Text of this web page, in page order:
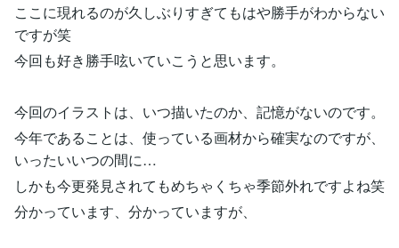
ここに現れるのが久しぶりすぎてもはや勝手がわからない
ですが笑
今回も好き勝手呟いていこうと思います。
今回のイラストは、いつ描いたのか、記憶がないのです。
今年であることは、使っている画材から確実なのですが、
いったいいつの間に…
しかも今更発見されてもめちゃくちゃ季節外れですよね笑
分かっています、分かっていますが、